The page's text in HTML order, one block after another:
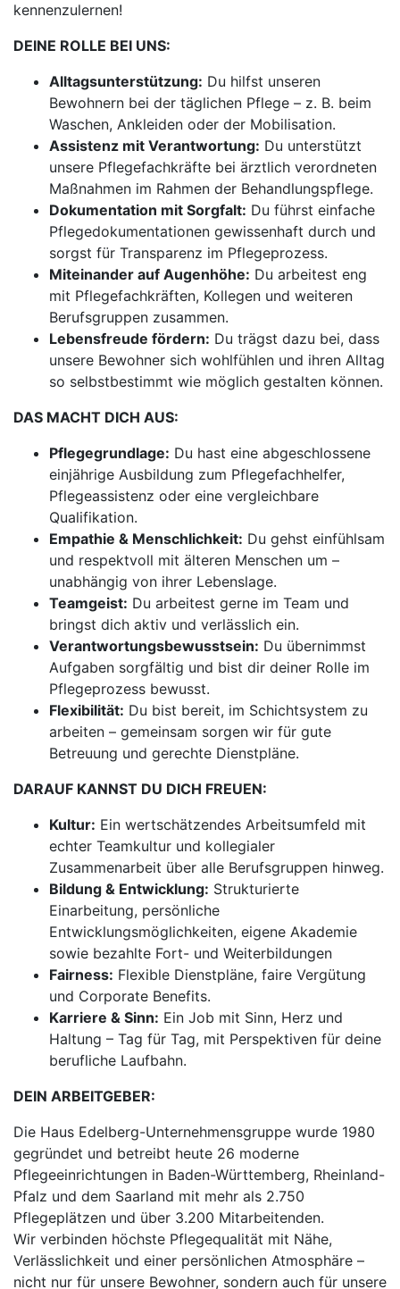
kennenzulernen!
DEINE ROLLE BEI UNS:
Alltagsunterstützung: Du hilfst unseren
Bewohnern bei der täglichen Pflege – z. B. beim
Waschen, Ankleiden oder der Mobilisation.
Assistenz mit Verantwortung: Du unterstützt
unsere Pflegefachkräfte bei ärztlich verordneten
Maßnahmen im Rahmen der Behandlungspflege.
Dokumentation mit Sorgfalt: Du führst einfache
Pflegedokumentationen gewissenhaft durch und
sorgst für Transparenz im Pflegeprozess.
Miteinander auf Augenhöhe: Du arbeitest eng
mit Pflegefachkräften, Kollegen und weiteren
Berufsgruppen zusammen.
Lebensfreude fördern: Du trägst dazu bei, dass
unsere Bewohner sich wohlfühlen und ihren Alltag
so selbstbestimmt wie möglich gestalten können.
DAS MACHT DICH AUS:
Pflegegrundlage: Du hast eine abgeschlossene
einjährige Ausbildung zum Pflegefachhelfer,
Pflegeassistenz oder eine vergleichbare
Qualifikation.
Empathie & Menschlichkeit: Du gehst einfühlsam
und respektvoll mit älteren Menschen um –
unabhängig von ihrer Lebenslage.
Teamgeist: Du arbeitest gerne im Team und
bringst dich aktiv und verlässlich ein.
Verantwortungsbewusstsein: Du übernimmst
Aufgaben sorgfältig und bist dir deiner Rolle im
Pflegeprozess bewusst.
Flexibilität: Du bist bereit, im Schichtsystem zu
arbeiten – gemeinsam sorgen wir für gute
Betreuung und gerechte Dienstpläne.
DARAUF KANNST DU DICH FREUEN:
Kultur: Ein wertschätzendes Arbeitsumfeld mit
echter Teamkultur und kollegialer
Zusammenarbeit über alle Berufsgruppen hinweg.
Bildung & Entwicklung: Strukturierte
Einarbeitung, persönliche
Entwicklungsmöglichkeiten, eigene Akademie
sowie bezahlte Fort- und Weiterbildungen
Fairness: Flexible Dienstpläne, faire Vergütung
und Corporate Benefits.
Karriere & Sinn: Ein Job mit Sinn, Herz und
Haltung – Tag für Tag, mit Perspektiven für deine
berufliche Laufbahn.
DEIN ARBEITGEBER:
Die Haus Edelberg-Unternehmensgruppe wurde 1980
gegründet und betreibt heute 26 moderne
Pflegeeinrichtungen in Baden-Württemberg, Rheinland-
Pfalz und dem Saarland mit mehr als 2.750
Pflegeplätzen und über 3.200 Mitarbeitenden.
Wir verbinden höchste Pflegequalität mit Nähe,
Verlässlichkeit und einer persönlichen Atmosphäre –
nicht nur für unsere Bewohner, sondern auch für unsere